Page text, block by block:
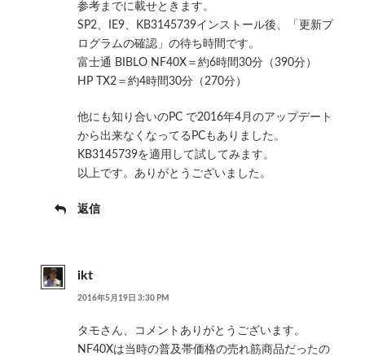
参考までに載せときます。
SP2、IE9、KB3145739インストール後、「更新プ
ログラムの確認」の待ち時間です。
富士通 BIBLO NF40X＝約6時間30分（390分）
HP TX2＝約4時間30分（270分）
他にも知り合いのPC で2016年4月のアップデート
から出来なくなってるPCもありました。
KB3145739を適用して試してみます。
以上です。ありがとうございました。
返信
ikt
2016年5月19日 3:30 PM
タモさん、コメントありがとうございます。
NF40Xは当時の普及帯価格の売れ筋商品だったの